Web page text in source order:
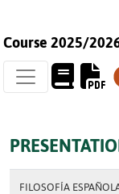
Course 2025/
FILOSOFÍA